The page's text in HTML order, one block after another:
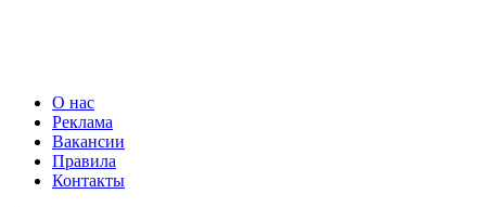
О нас
Реклама
Вакансии
Правила
Контакты